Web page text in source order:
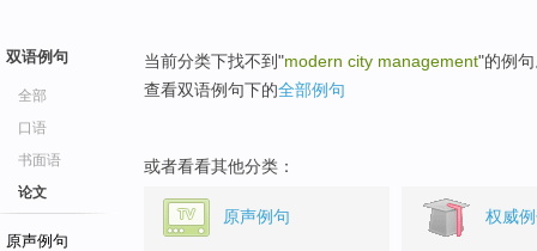
双语例句
全部
口语
书面语
论文
原声例句
当前分类下找不到"modern city management"的例
查看双语例句下的全部例句
或者看看其他分类：
原声例句 权威